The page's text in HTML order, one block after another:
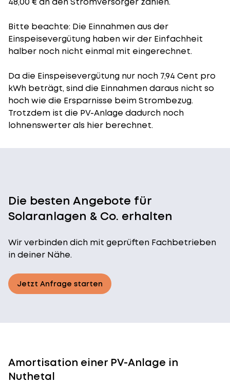
Bitte beachte: Die Einnahmen aus der
Einspeisevergütung haben wir der Einfachheit
halber noch nicht einmal mit eingerechnet.
Da die Einspeisevergütung nur noch 7,94 Cent pro
kWh beträgt, sind die Einnahmen daraus nicht so
hoch wie die Ersparnisse beim Strombezug.
Trotzdem ist die PV-Anlage dadurch noch
lohnenswerter als hier berechnet.
Die besten Angebote für
Solaranlagen & Co. erhalten
Wir verbinden dich mit geprüften Fachbetrieben
in deiner Nähe.
Jetzt Anfrage starten
Amortisation einer PV-Anlage in
Nuthetal